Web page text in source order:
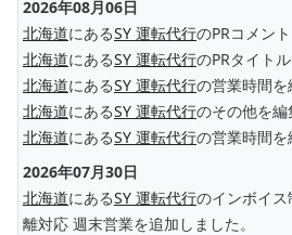
2026年08月06日
北海道にあるSY 運転代行のPRコメン
北海道にあるSY 運転代行のPRタイト
北海道にあるSY 運転代行の営業時間を
北海道にあるSY 運転代行のその他を編
北海道にあるSY 運転代行の営業時間を
2026年07月30日
北海道にあるSY 運転代行のインボイ
離対応 週末営業を追加しました。